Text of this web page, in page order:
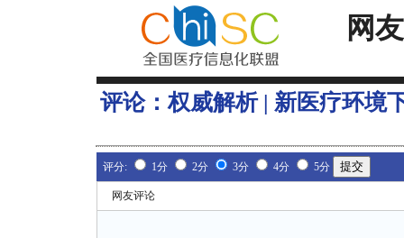
网
评论：权威解析 | 新医疗环境
评分: 1分 2分 3分 4分 5分
网友评论